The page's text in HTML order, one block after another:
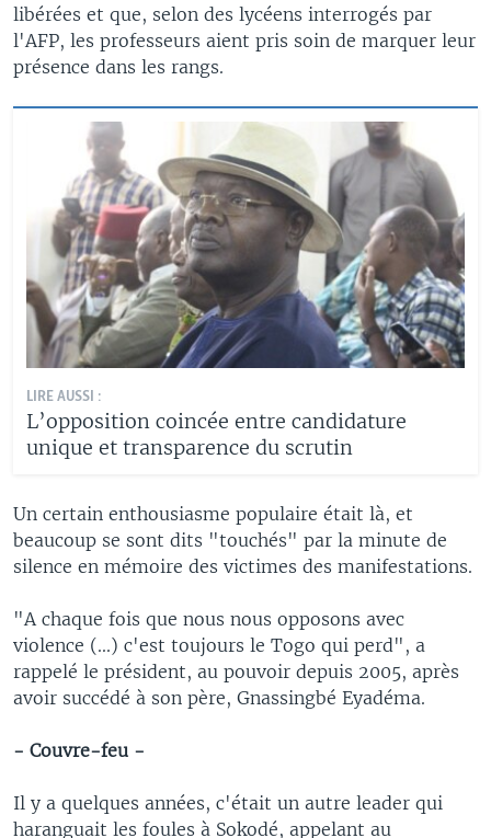
libérées et que, selon des lycéens interrogés par
l'AFP, les professeurs aient pris soin de marquer leur
présence dans les rangs.
LIRE AUSSI :
L’opposition coincée entre candidature
unique et transparence du scrutin
Un certain enthousiasme populaire était là, et
beaucoup se sont dits "touchés" par la minute de
silence en mémoire des victimes des manifestations.
"A chaque fois que nous nous opposons avec
violence (...) c'est toujours le Togo qui perd", a
rappelé le président, au pouvoir depuis 2005, après
avoir succédé à son père, Gnassingbé Eyadéma.
- Couvre-feu -
Il y a quelques années, c'était un autre leader qui
haranguait les foules à Sokodé, appelant au